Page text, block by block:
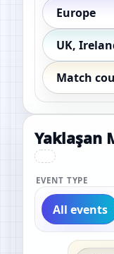
Continent
Country /
Exact
Yaklaşan
EVENT TYPE
All events